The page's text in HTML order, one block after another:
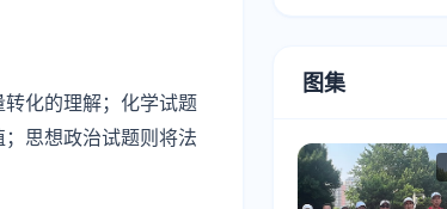
化的理解；化学试题
思想政治试题则将法
图集